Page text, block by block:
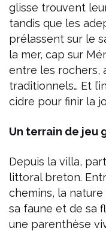
glisse trouvent
tandis que les
prélassent sur le
la mer, cap sur
entre les rochers,
traditionnels… Et
cidre pour finir la
Un terrain de jeu
Depuis la villa,
littoral breton.
chemins, la
sa faune et de sa
une parenthèse